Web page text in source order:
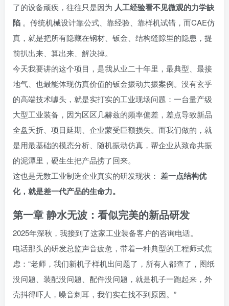
了的设备顽疾，往往只是因为 人工经验看不见微观的力学缺
陷 。传统机械设计靠公式、靠经验、靠样机试错，而CAE仿
真，就是把所有隐藏在钢材、钣金、结构缝隙里的隐患，提
前扒出来、算出来、解决掉。
今天我要讲的这个项目，是我从业二十年里，最典型、最接
地气、也最能体现仿真价值的钣金振动共振案例。没有玄乎
的高端技术噱头，就是实打实的工业现场问题：一台量产级
大型工业装备，因为区区几赫兹的频率偏差，差点导致新品
全盘夭折、项目延期、企业蒙受巨额损失。而我们做的，就
是用最基础的模态分析、随机振动仿真，帮企业从致命共振
的泥潭里，硬生生把产品捞了回来。
这也是无数工业制造企业真实的研发现状： 差一点结构优
化，就是差一代产品的生命力。
第一章 静水无波：看似完美的新品研发
2025年深秋，我接到了这家工业装备客户的咨询电话。
电话那头的研发总监声音疲惫，带着一种典型的工程师式焦
虑：“老师，我们新机子样机出问题了，所有人都查了，图纸
没问题、装配没问题、配件没问题，就是机子一跑起来，外
壳抖得吓人，噪音刺耳，我们实在找不到原因。”